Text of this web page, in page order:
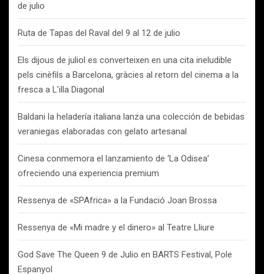
de julio
Ruta de Tapas del Raval del 9 al 12 de julio
Els dijous de juliol es converteixen en una cita ineludible
pels cinèfils a Barcelona, gràcies al retorn del cinema a la
fresca a L’illa Diagonal
Baldani la heladería italiana lanza una colección de bebidas
veraniegas elaboradas con gelato artesanal
Cinesa conmemora el lanzamiento de ‘La Odisea’
ofreciendo una experiencia premium
Ressenya de «SPAfrica» a la Fundació Joan Brossa
Ressenya de «Mi madre y el dinero» al Teatre Lliure
God Save The Queen 9 de Julio en BARTS Festival, Pole
Espanyol